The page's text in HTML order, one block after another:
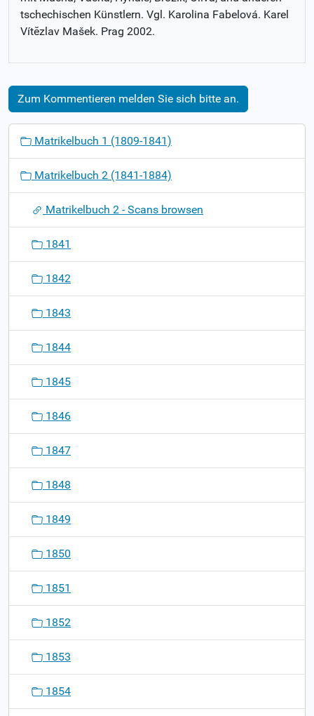
tschechischen Künstlern. Vgl. Karolina Fabelová. Karel
Vítĕzlav Mašek. Prag 2002.
Zum Kommentieren melden Sie sich bitte an.
o
Matrikelbuch 1 (1809-1841)
Matrikelbuch 2 (1841-1884)
Matrikelbuch 2 - Scans browsen
1841
1842
1843
1844
1845
1846
1847
1848
1849
1850
1851
1852
1853
1854